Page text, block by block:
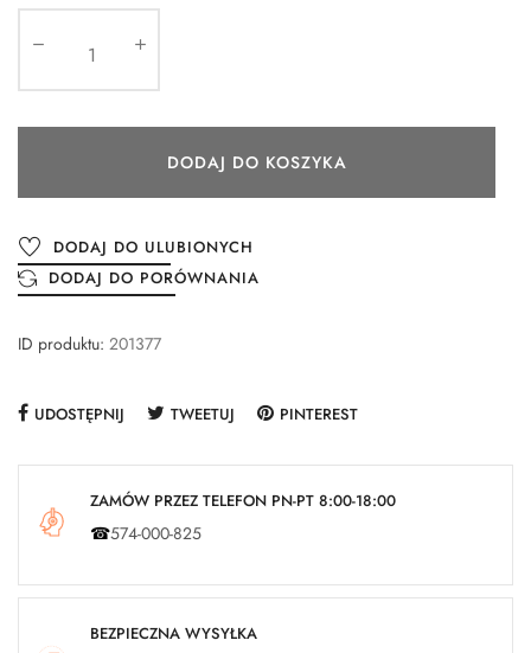
DODAJ DO KOSZYKA
DODAJ DO ULUBIONYCH
DODAJ DO PORÓWNANIA
ID produktu: 201377
UDOSTĘPNIJ TWEETUJ PINTEREST
ZAMÓW PRZEZ TELEFON PN-PT 8:00-18:00
☎574-000-825
BEZPIECZNA WYSYŁKA